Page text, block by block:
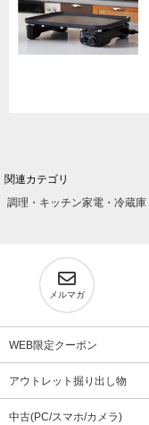
関連カテゴリ
調理・キッチン家電・冷蔵庫
メルマガ
WEB限定クーポン
アウトレット掘り出し物
中古(PC/スマホ/カメラ)